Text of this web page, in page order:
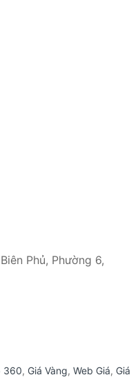
Phủ, Phường 6,
360, Giá Vàng, Web Giá, Giá